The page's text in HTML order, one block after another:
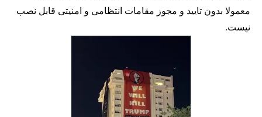
معمولا بدون تایید و مجوز مقامات انتظامی و امنیتی قابل نصب
نیست.